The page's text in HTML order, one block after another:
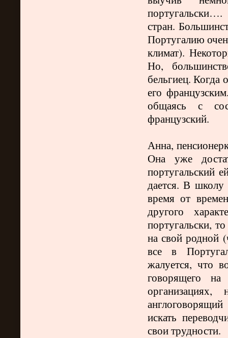
стран.
Португалию
климат).
Но,
бельгиец. Когда
его
общаясь с
французский.
Анна,
Она уже
португальский
дается. В
время от
другого
португальски,
на свой родной
все в
жалуется, что
говорящего
искать
свои трудности.